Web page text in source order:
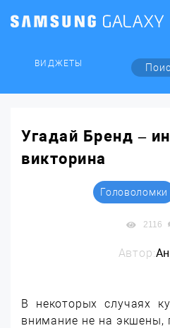
ВИДЖЕТЫ
Угадай Бренд –
викторина
Головоломки
2116
Автор:
В некоторых случаях
внимание не на экшены,